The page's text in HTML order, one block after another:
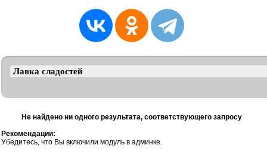
Не найдено ни одного результата, соответствующего запросу
Рекомендации:
Убедитесь, что Вы включили модуль в админке.